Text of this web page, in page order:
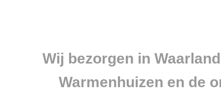
Wij bezorgen in
Warmenhuizen en de